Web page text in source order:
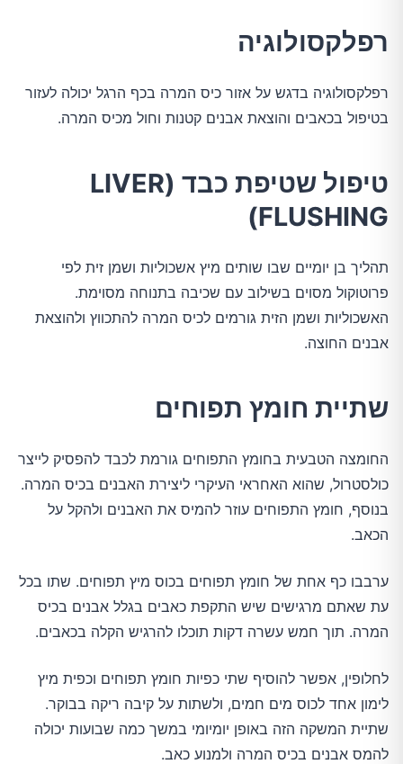
רפלקסולוגיה
רפלקסולוגיה בדגש על אזור כיס המרה בכף הרגל יכולה לעזור
בטיפול בכאבים והוצאת אבנים קטנות וחול מכיס המרה.
טיפול שטיפת כבד (LIVER
FLUSHING)
תהליך בן יומיים שבו שותים מיץ אשכוליות ושמן זית לפי
פרוטוקול מסוים בשילוב עם שכיבה בתנוחה מסוימת.
האשכוליות ושמן הזית גורמים לכיס המרה להתכווץ ולהוצאת
אבנים החוצה.
שתיית חומץ תפוחים
החומצה הטבעית בחומץ התפוחים גורמת לכבד להפסיק לייצר
כולסטרול, שהוא האחראי העיקרי ליצירת האבנים בכיס המרה.
בנוסף, חומץ התפוחים עוזר להמיס את האבנים ולהקל על
הכאב.
ערבבו כף אחת של חומץ תפוחים בכוס מיץ תפוחים. שתו בכל
עת שאתם מרגישים שיש התקפת כאבים בגלל אבנים בכיס
המרה. תוך חמש עשרה דקות תוכלו להרגיש הקלה בכאבים.
לחלופין, אפשר להוסיף שתי כפיות חומץ תפוחים וכפית מיץ
לימון אחד לכוס מים חמים, ולשתות על קיבה ריקה בבוקר.
שתיית המשקה הזה באופן יומיומי במשך כמה שבועות יכולה
להמס אבנים בכיס המרה ולמנוע כאב.